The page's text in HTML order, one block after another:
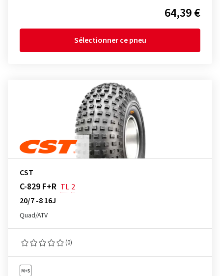
64,39 €
Sélectionner ce pneu
CST
C-829 F+R TL 2
20/7 -8 16J
Quad/ATV
(0)